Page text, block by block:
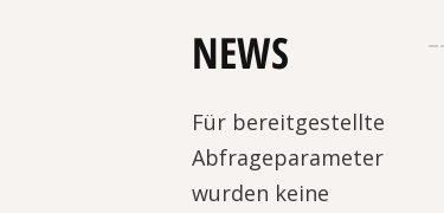
NEWS
Für bereitgestellte
Abfrageparameter
wurden keine